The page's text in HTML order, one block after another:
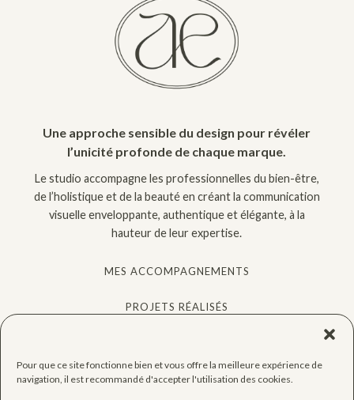
Pour que ce site fonctionne bien et vous offre la meilleure expérience de
navigation, il est recommandé d'accepter l'utilisation des cookies.
Une approche sensible du design pour révéler
l’unicité profonde de chaque marque.
Le studio accompagne les professionnelles du bien-être,
de l’holistique et de la beauté en créant la communication
visuelle enveloppante, authentique et élégante, à la
hauteur de leur expertise.
MES ACCOMPAGNEMENTS
PROJETS RÉALISÉS
CONSEILS